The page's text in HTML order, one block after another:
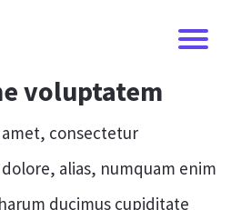
voluptatem
consectetur
alias, numquam enim
ducimus cupiditate